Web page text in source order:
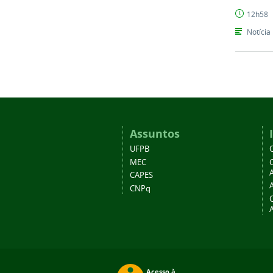
12h58
Notícia
Assuntos
UFPB
MEC
CAPES
CNPq